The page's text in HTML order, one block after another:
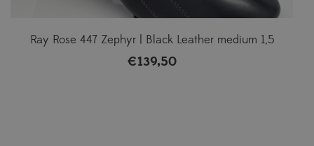
Ray Rose 447 Zephyr | Black Leather medium 1,5
€139,50